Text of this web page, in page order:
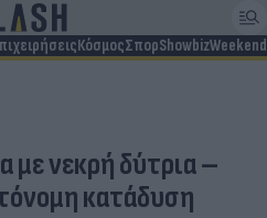
ΚόσμοςΣπορShowbizWeekend
με νεκρή δύτρια –
κατάδυση